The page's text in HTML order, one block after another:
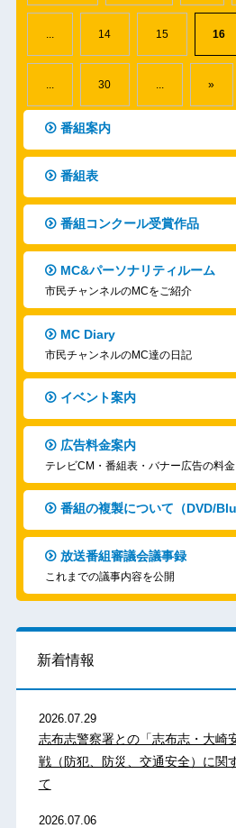
... 14 15 16
30 »
番組案内
番組表
番組コンクール受賞作品
MC&パーソナリティルーム
市民チャンネルのMCをご紹介
MC Diary
市民チャンネルのMC達の日記
イベント案内
広告料金案内
テレビCM・番組表・バナー広告の料
番組の複製について（DVD/
放送番組審議会議事録
これまでの議事内容を公開
新着情報
2026.07.29
志布志警察署との「志布志・大崎
戦（防犯、防災、交通安全）に関
て
2026.07.06